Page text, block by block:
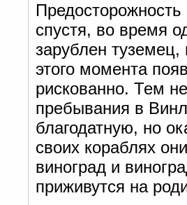
спустя, во время
зарублен
этого момента
рискованно. Тем
пребывания в
благодатную, но
своих кораблях
виноград и
приживутся на